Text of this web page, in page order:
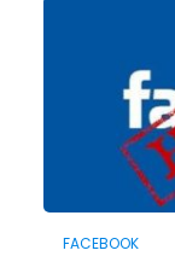
FACEBOOK